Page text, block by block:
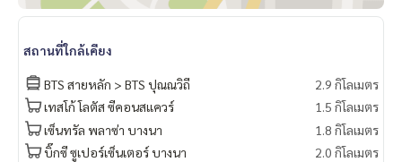
สถานที่ใกล้เคียง
BTS สายหลัก > BTS ปุณณวิถี
2.9 กิโลเมตร
เทสโก้ โลตัส ซีคอนสแควร์
1.5 กิโลเมตร
เซ็นทรัล พลาซ่า บางนา
1.8 กิโลเมตร
บิ๊กซี ซูเปอร์เซ็นเตอร์ บางนา
2.0 กิโลเมตร